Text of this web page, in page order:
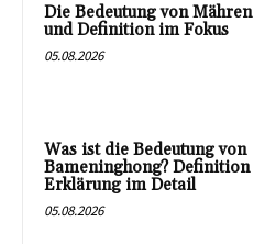
Die Bedeutung von
und Definition im Fokus
05.08.2026
Was ist die Bedeutung von
Bameninghong? Definition
Erklärung im Detail
05.08.2026